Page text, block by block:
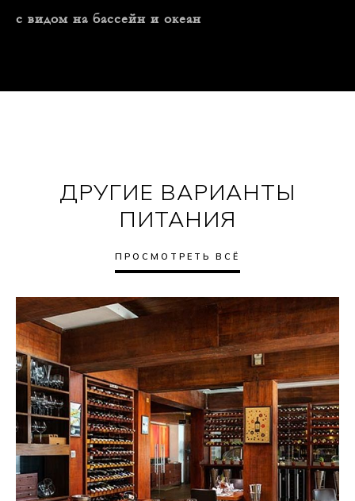
с видом на бассейн и океан
ДРУГИЕ ВАРИАНТЫ
ПИТАНИЯ
ПРОСМОТРЕТЬ ВСЁ